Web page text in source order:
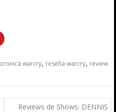
cronica warcry, reseña warcry, review
Reviews de Shows: DENNIS